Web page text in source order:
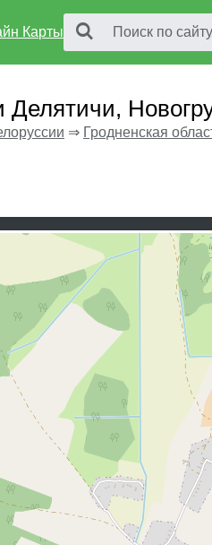
Карты
Делятичи,
⇒ Гродненская